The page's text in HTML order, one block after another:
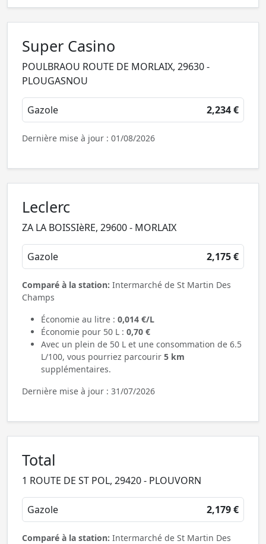
Super Casino
POULBRAOU ROUTE DE MORLAIX, 29630 -
PLOUGASNOU
Gazole 2,234 €
Dernière mise à jour : 01/08/2026
Leclerc
ZA LA BOISSIèRE, 29600 - MORLAIX
Gazole 2,175 €
Comparé à la station: Intermarché de St Martin Des
Champs
Économie au litre : 0,014 €/L
Économie pour 50 L : 0,70 €
Avec un plein de 50 L et une consommation de 6.5
L/100, vous pourriez parcourir 5 km
supplémentaires.
Dernière mise à jour : 31/07/2026
Total
1 ROUTE DE ST POL, 29420 - PLOUVORN
Gazole 2,179 €
Comparé à la station: Intermarché de St Martin Des